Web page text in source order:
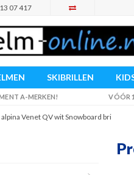
07 417
SKIBRILLEN
A-MERKEN! VÓÓR
alpina Venet QV wit Snowboard bri